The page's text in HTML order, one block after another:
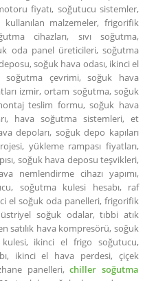
fiyatı, soğutucu sistemler,
malzemeler, frigorifik
cihazları, sıvı soğutma,
oda panel üreticileri, soğutma
soğuk hava odası, ikinci el
soğutma çevrimi, soğuk hava
izmir, ortam soğutma, soğuk
teslim formu, soğuk hava
hava soğutma sistemleri, et
depoları, soğuk depo kapıları
yükleme rampası fiyatları,
soğuk hava deposu teşvikleri,
nemlendirme cihazı yapımı,
soğutma kulesi hesabı, raf
el soğuk oda panelleri, frigorifik
soğuk odalar, tıbbi atık
satılık hava kompresörü, soğuk
kulesi, ikinci el frigo soğutucu,
ikinci el hava perdesi, çiçek
panelleri,chiller soğutma